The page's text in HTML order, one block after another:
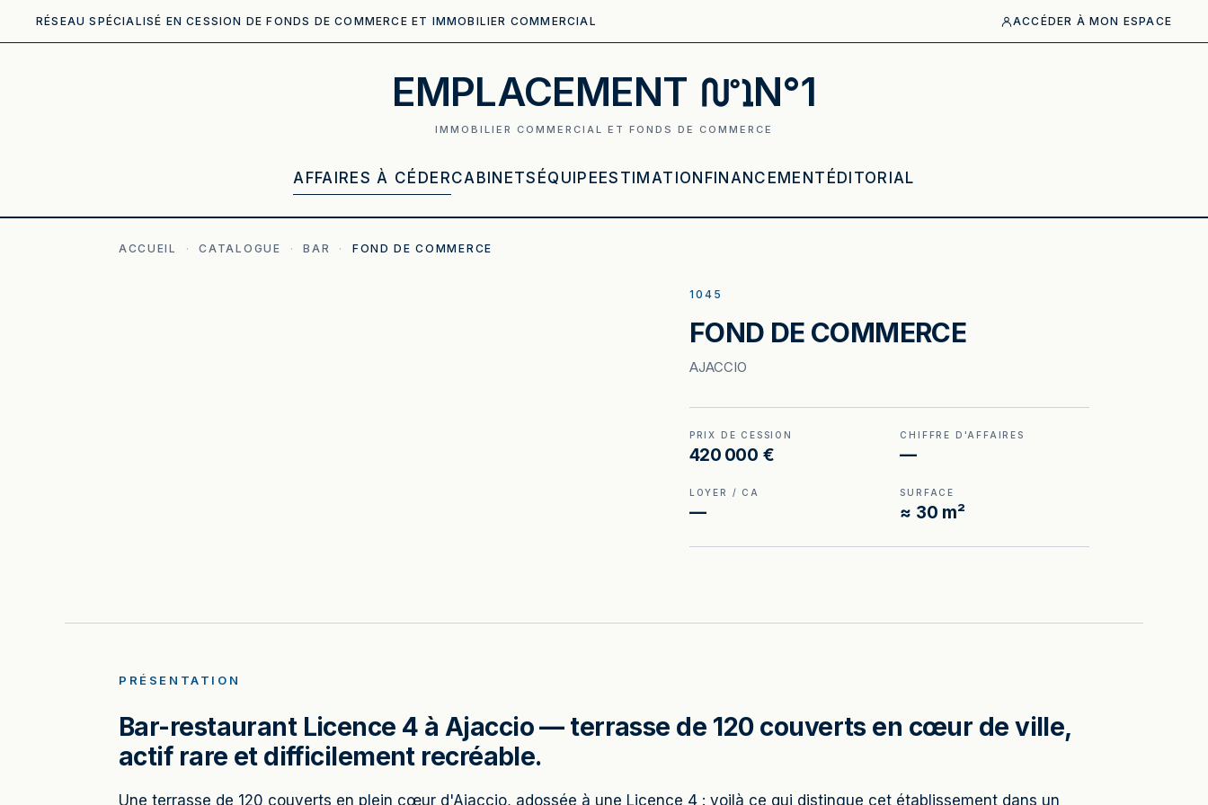
RÉSEAU SPÉCIALISÉ EN CESSION DE FONDS DE COMMERCE ET IMMOBILIER COMMERCIAL ACCÉDER À MON ESPACE
EMPLACEMENT N°1
IMMOBILIER COMMERCIAL ET FONDS DE COMMERCE
AFFAIRES À CÉDERCABINETS ÉQUIPE ESTIMATION FINANCEMENT ÉDITORIAL
ACCUEIL · CATALOGUE · BAR · FOND DE COMMERCE
1045
FOND DE COMMERCE
AJACCIO
PRIX DE CESSION
420 000 €
CHIFFRE D'AFFAIRES
—
LOYER / CA
—
SURFACE
≈ 30 m²
PRÉSENTATION
Bar-restaurant Licence 4 à Ajaccio — terrasse de 120 couverts en cœur de ville,
actif rare et difficilement recréable.
Une terrasse de 120 couverts en plein cœur d'Ajaccio, adossée à une Licence 4 : voilà ce qui distingue cet établissement dans un